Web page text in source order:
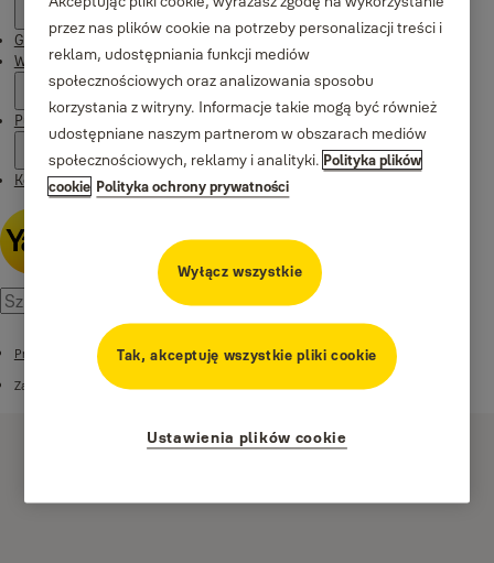
Gdzie kupić
Wsparcie
Publikacje
Kontakt
Produkty
Zapięcia rowerowe
przez nas plików cookie na potrzeby personalizacji treści i
reklam, udostępniania funkcji mediów
społecznościowych oraz analizowania sposobu
korzystania z witryny. Informacje takie mogą być również
udostępniane naszym partnerom w obszarach mediów
społecznościowych, reklamy i analityki. Polityka plików
cookie Polityka ochrony prywatności
Wyłącz wszystkie
Tak, akceptuję wszystkie pliki cookie
Ustawienia plików cookie